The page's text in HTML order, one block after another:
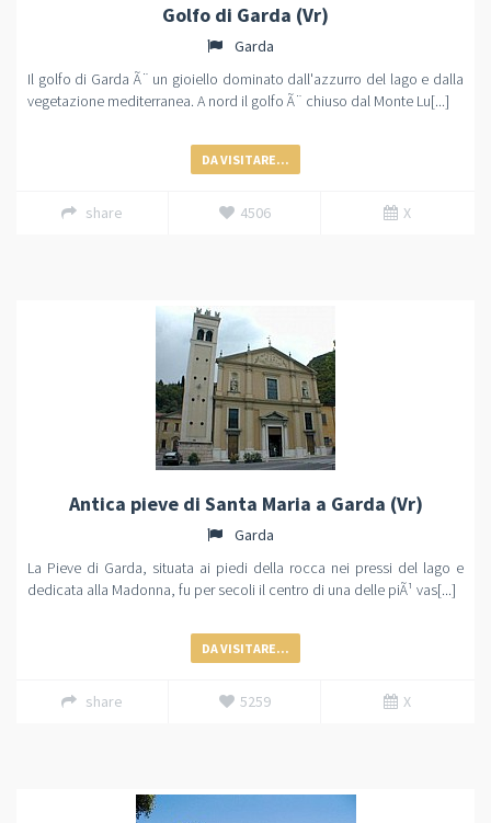
Golfo di Garda (Vr)
Garda
Il golfo di Garda Ã¨ un gioiello dominato dall'azzurro del lago e dalla
vegetazione mediterranea. A nord il golfo Ã¨ chiuso dal Monte Lu[...]
DA VISITARE...
share 4506 X
Antica pieve di Santa Maria a Garda (Vr)
Garda
La Pieve di Garda, situata ai piedi della rocca nei pressi del lago e
dedicata alla Madonna, fu per secoli il centro di una delle piÃ¹ vas[...]
DA VISITARE...
share 5259 X